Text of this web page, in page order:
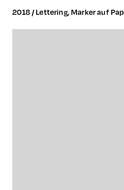
2018 / Lettering, Marker auf